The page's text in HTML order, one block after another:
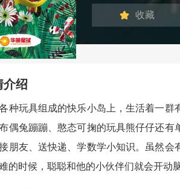
收藏
介绍
种玩具组成的快乐小岛上，生活着一
偶兔蹦蹦、憨态可掬的玩具熊仔仔还
朋友、送快递、学数学小知识。虽然
的时候，聪聪和他的小伙伴们就会开动